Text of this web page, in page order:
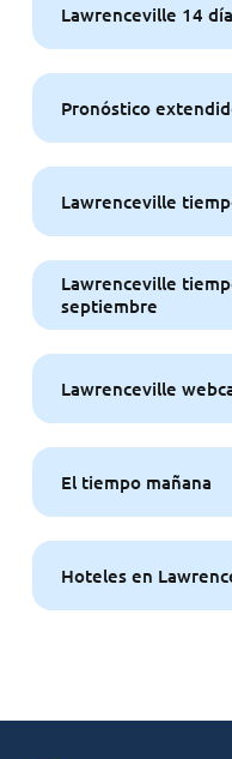
Lawrenceville 14
Pronóstico
Lawrenceville
Lawrenceville
septiembre
Lawrenceville
El tiempo mañana
Hoteles en